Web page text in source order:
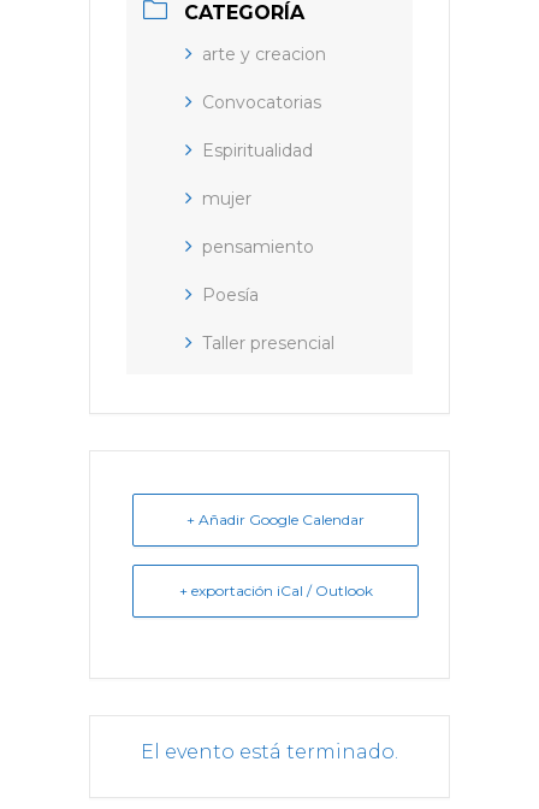
CATEGORÍA
arte y creacion
Convocatorias
Espiritualidad
mujer
pensamiento
Poesía
Taller presencial
+ Añadir Google Calendar
+ exportación iCal / Outlook
El evento está terminado.